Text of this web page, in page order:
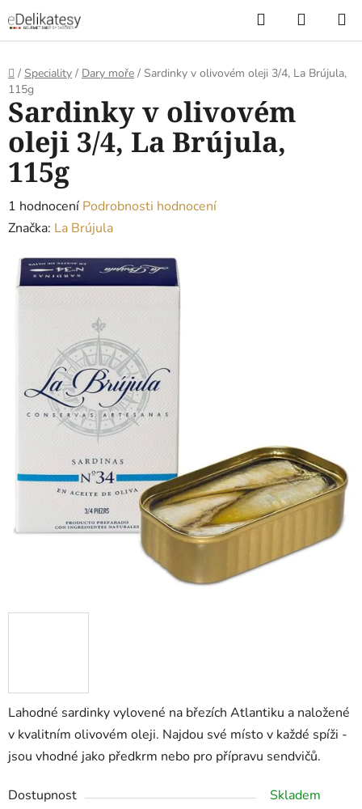
na
obsah
Hledat
KOŠÍK
Domů
/ Speciality / Dary moře / Sardinky v olivovém oleji 3/4, La Brújula,
115g
Lahodné sardinky vylovené na březích Atlantiku a naložené
v kvalitním olivovém oleji. Najdou své místo v každé spíži -
jsou vhodné jako předkrm nebo pro přípravu sendvičů.
Dostupnost
Skladem
Sardinky v olivovém
oleji 3/4, La Brújula,
115g
Průměrné
hodnocení
5,0
hvězdiček.
1 hodnocení Podrobnosti hodnocení
Značka: La Brújula